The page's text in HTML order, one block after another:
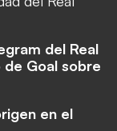
del Real
Goal sobre
en el